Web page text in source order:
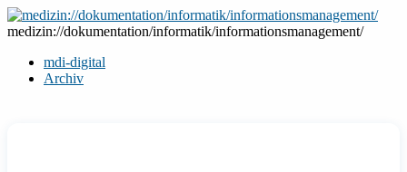
Zum
Inhalt
medizin://dokumentation/informatik/informationsmanagement/
mdi-digital
Archiv